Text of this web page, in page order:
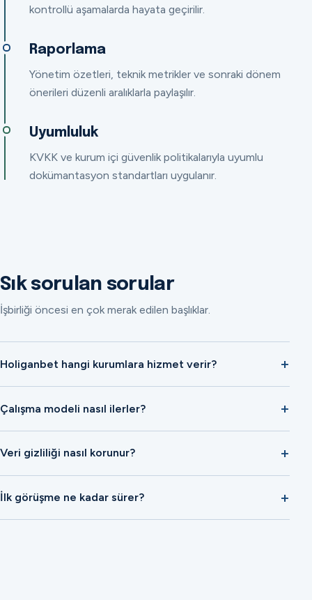
kontrollü aşamalarda hayata geçirilir.
Raporlama
Yönetim özetleri, teknik metrikler ve sonraki dönem
önerileri düzenli aralıklarla paylaşılır.
Uyumluluk
KVKK ve kurum içi güvenlik politikalarıyla uyumlu
dokümantasyon standartları uygulanır.
Sık sorulan sorular
İşbirliği öncesi en çok merak edilen başlıklar.
Holiganbet hangi kurumlara hizmet verir?
Çalışma modeli nasıl ilerler?
Veri gizliliği nasıl korunur?
İlk görüşme ne kadar sürer?